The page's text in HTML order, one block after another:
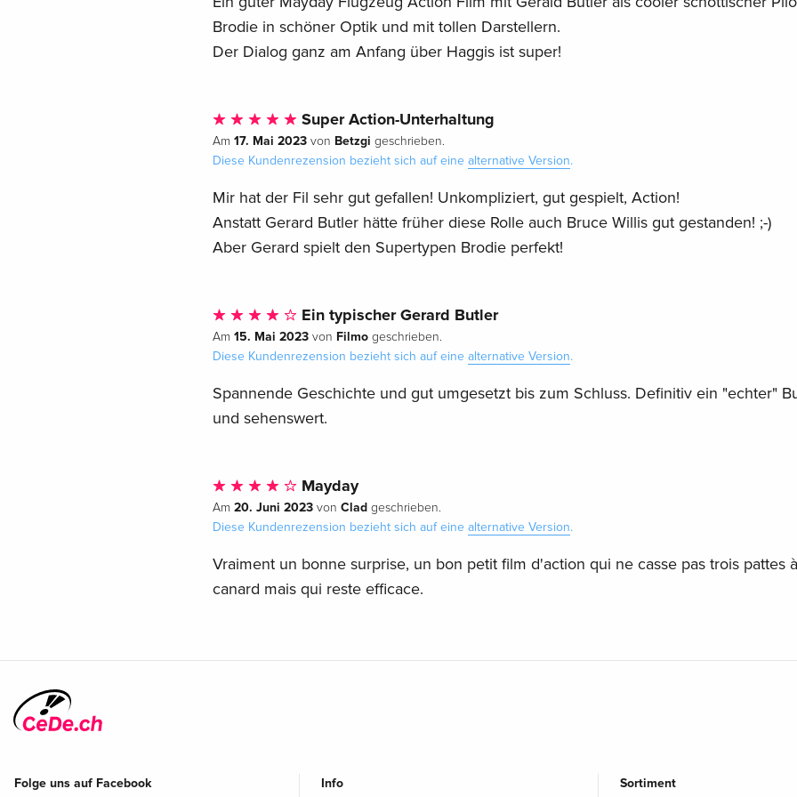
Brodie in schöner Optik und mit tollen Darstellern.
Der Dialog ganz am Anfang über Haggis ist super!
Super Action-Unterhaltung
Am 17. Mai 2023von Betzgi geschrieben.
Diese Kundenrezension bezieht sich auf eine alternative Version.
Mir hat der Fil sehr gut gefallen! Unkompliziert, gut gespielt, Action!
Anstatt Gerard Butler hätte früher diese Rolle auch Bruce Willis gut gestanden! ;-)
Aber Gerard spielt den Supertypen Brodie perfekt!
Ein typischer Gerard Butler
Am 15. Mai 2023von Filmogeschrieben.
Diese Kundenrezension bezieht sich auf eine alternative Version.
Spannende Geschichte und gut umgesetzt bis zum Schluss. Definitiv ein "echter"
und sehenswert.
Mayday
Am 20. Juni 2023von Clad geschrieben.
Diese Kundenrezension bezieht sich auf eine alternative Version.
Vraiment un bonne surprise, un bon petit film d'action qui ne casse pas trois pattes
canard mais qui reste efficace.
Folge uns auf Facebook
Info
Sortiment